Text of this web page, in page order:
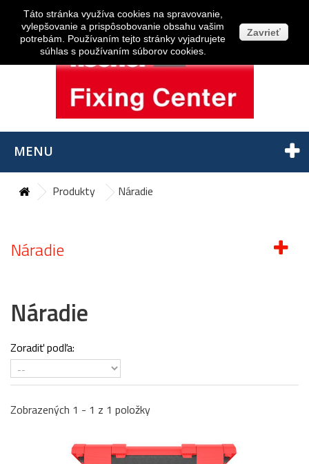
MENU
Produkty Náradie
Náradie
Náradie
Zoradiť podľa:
Zobrazených 1 - 1 z 1 položky
Táto stránka využíva cookies na spravovanie,
vylepšovanie a prispôsobovanie obsahu vašim
potrebám. Používaním tejto stránky vyjadrujete
súhlas s používaním súborov cookies.
Zavrieť